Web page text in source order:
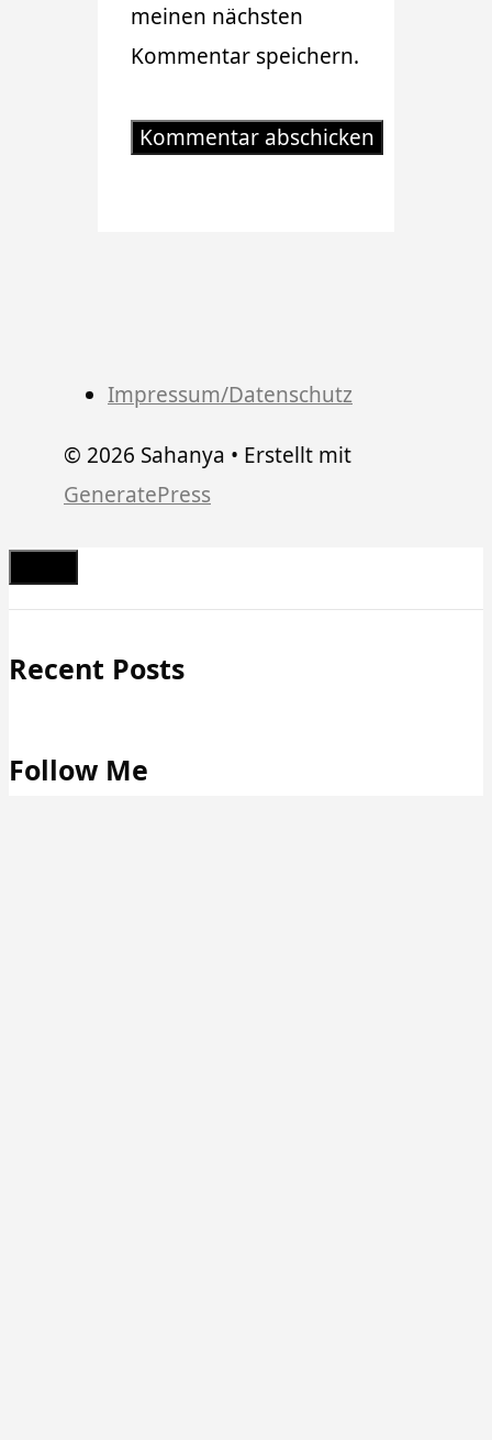
meinen nächsten
Kommentar speichern.
Impressum/Datenschutz
© 2026 Sahanya • Erstellt mit
GeneratePress
Schließen
Recent Posts
Follow Me